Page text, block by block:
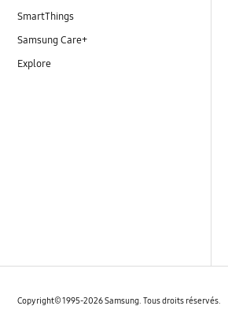
SmartThings
Samsung Care+
Explore
Copyright© 1995-2026 Samsung. Tous droits réservés.